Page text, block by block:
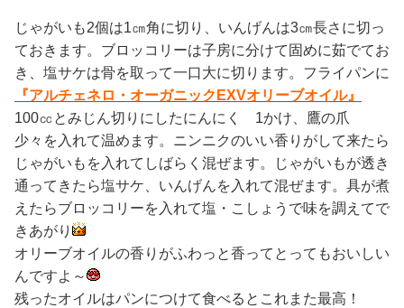
じゃがいも2個は1㎝角に切り、いんげんは3㎝長さに切っ
ておきます。ブロッコリーは子房に分けて固めに茹でてお
き、塩サケは骨を取って一口大に切ります。フライパンに
『アルチェネロ・オーガニックEXVオリーブオイル』
100㏄とみじん切りにしたにんにく 1かけ、鷹の爪
少々を入れて温めます。ニンニクのいい香りがして来たら
じゃがいもを入れてしばらく混ぜます。じゃがいもが透き
通ってきたら塩サケ、いんげんを入れて混ぜます。具が煮
えたらブロッコリーを入れて塩・こしょうで味を調えてで
きあがり
オリーブオイルの香りがふわっと香ってとってもおいしい
んですよ～
残ったオイルはパンにつけて食べるとこれまた最高！